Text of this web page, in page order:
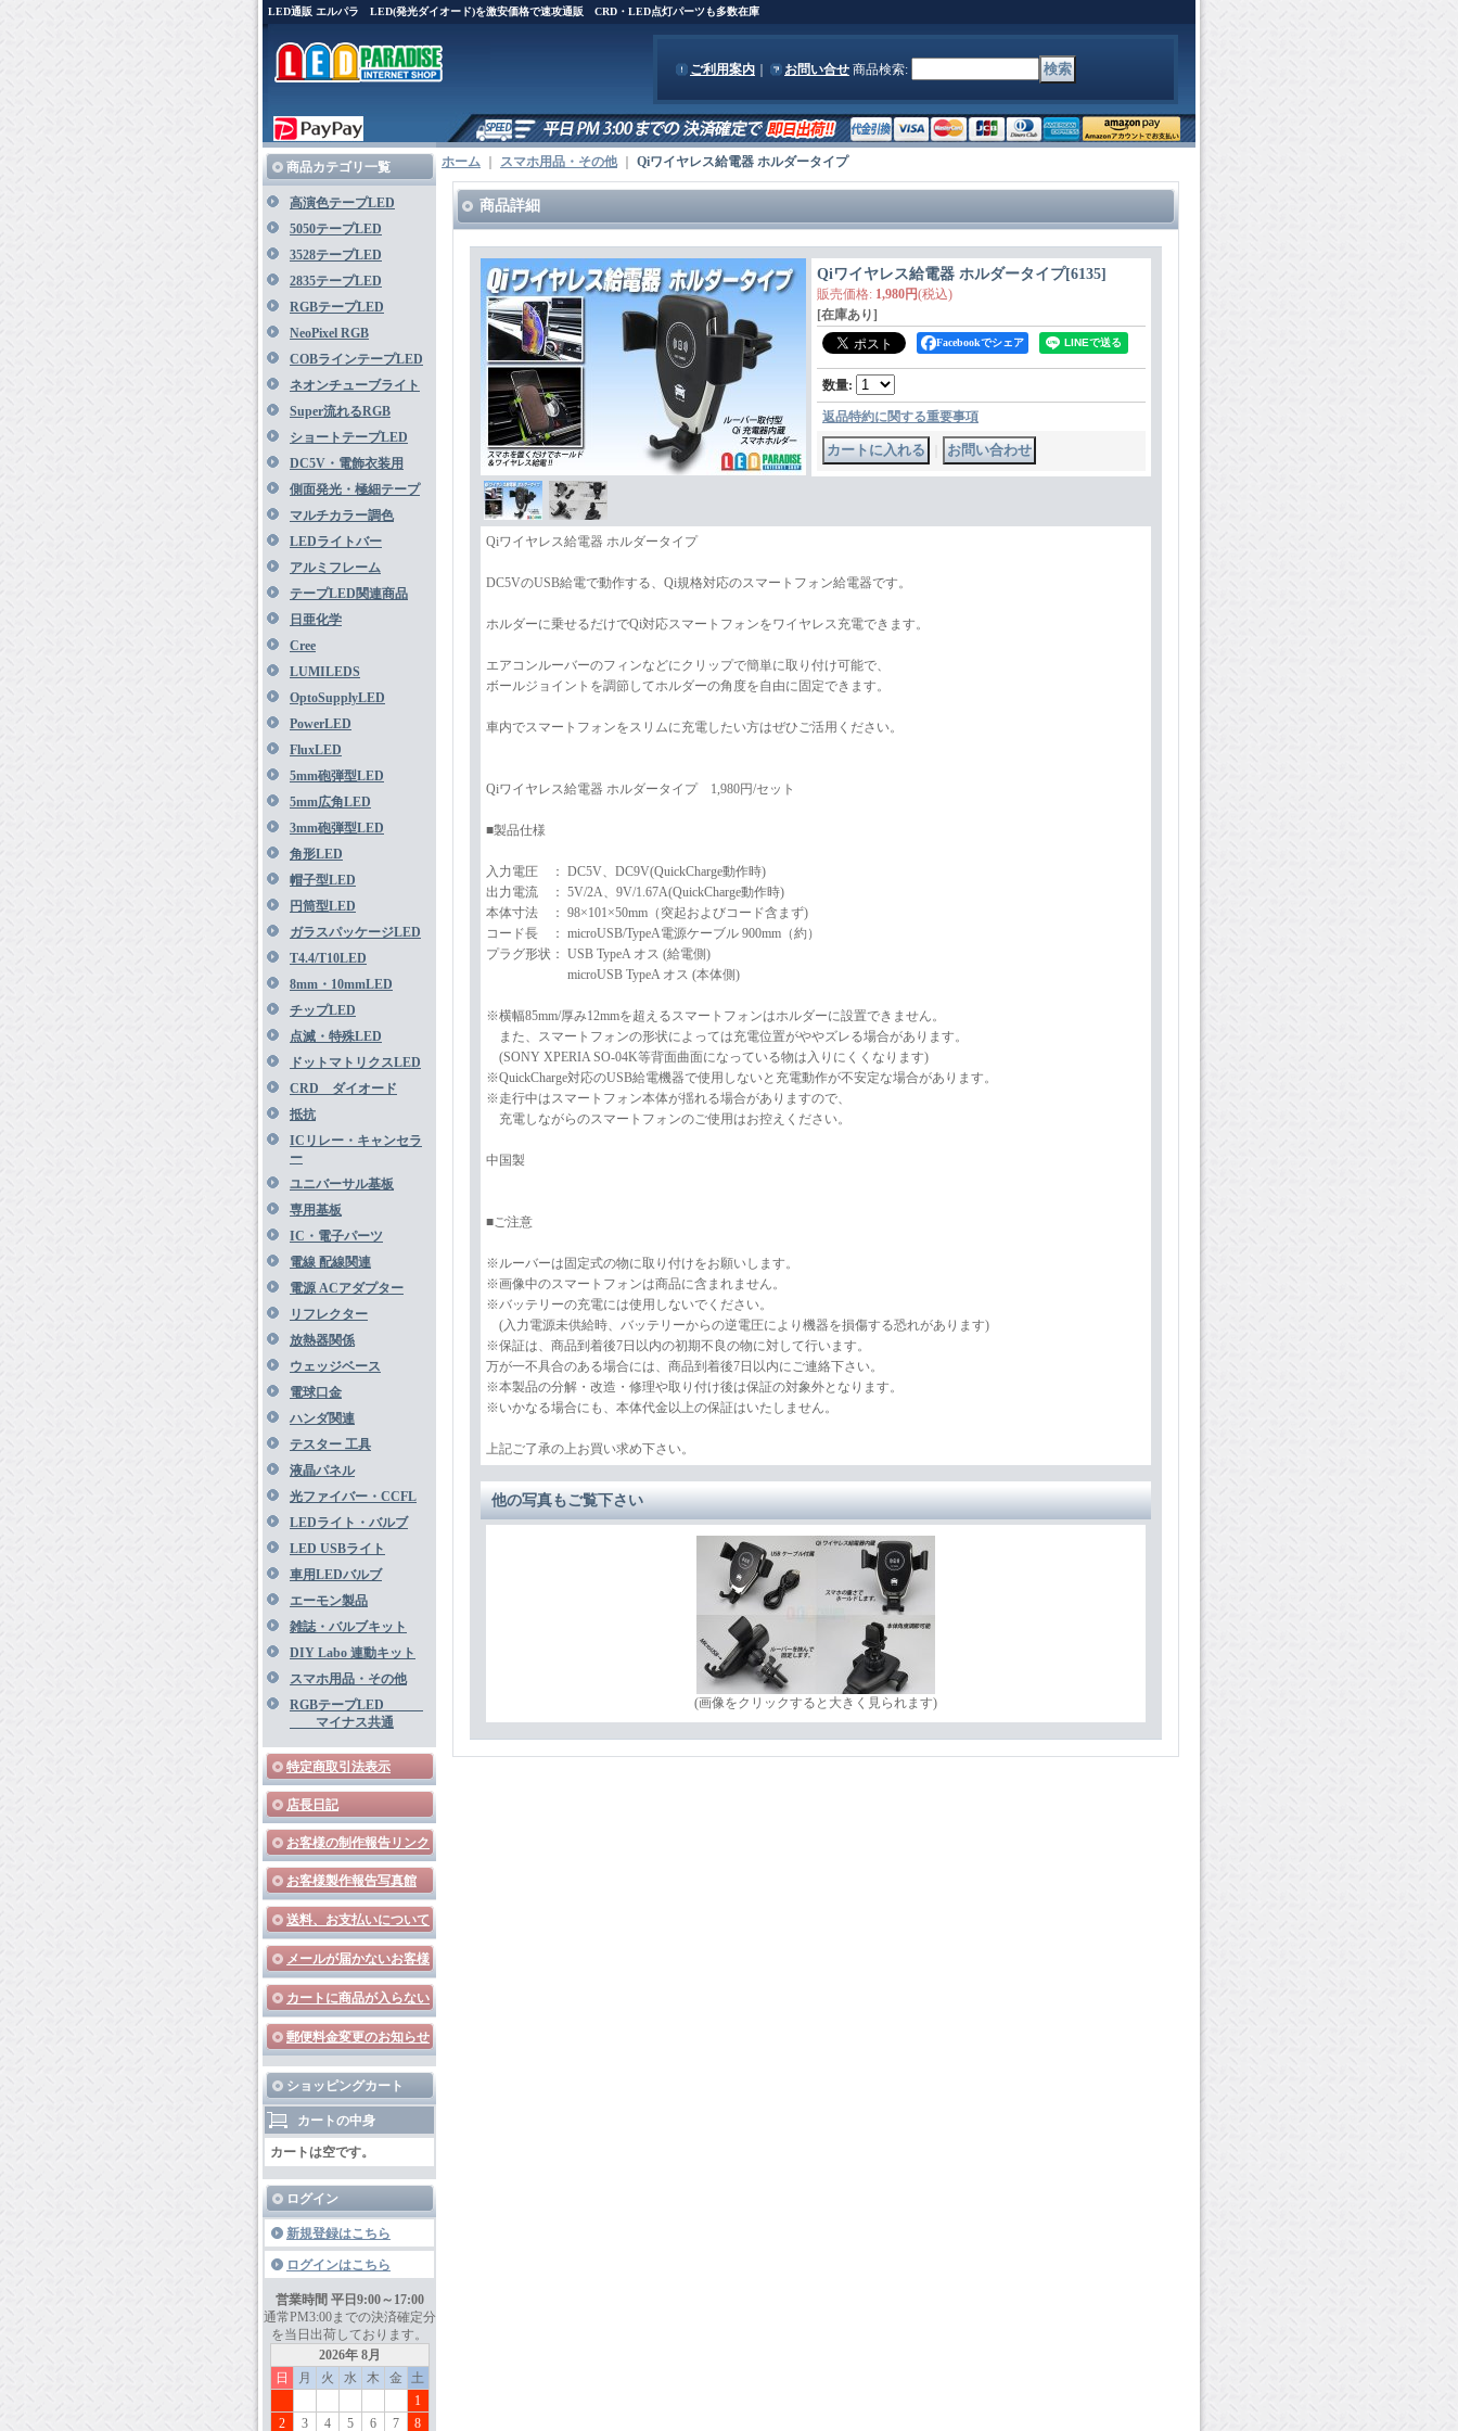
LED通販 エルパラ LED(発光ダイオード)を激安価格で速攻通販 CRD・LED点灯パーツも多数在庫
ご利用案内 お問い合せ 商品検索:
商品カテゴリ一覧
高演色テープLED
5050テープLED
3528テープLED
2835テープLED
RGBテープLED
NeoPixel RGB
COBラインテープLED
ネオンチューブライト
Super流れるRGB
ショートテープLED
DC5V・電飾衣装用
側面発光・極細テープ
マルチカラー調色
LEDライトバー
アルミフレーム
テープLED関連商品
日亜化学
Cree
LUMILEDS
OptoSupplyLED
PowerLED
FluxLED
5mm砲弾型LED
5mm広角LED
3mm砲弾型LED
角形LED
帽子型LED
円筒型LED
ガラスパッケージLED
T4.4/T10LED
8mm・10mmLED
チップLED
点滅・特殊LED
ドットマトリクスLED
CRD ダイオード
抵抗
ICリレー・キャンセラ
ー
ユニバーサル基板
専用基板
IC・電子パーツ
電線 配線関連
電源 ACアダプター
リフレクター
放熱器関係
ウェッジベース
電球口金
ハンダ関連
テスター 工具
液晶パネル
光ファイバー・CCFL
LEDライト・バルブ
LED USBライト
車用LEDバルブ
エーモン製品
雑誌・バルブキット
DIY Labo 連動キット
スマホ用品・その他
RGBテープLED
マイナス共通
特定商取引法表示
店長日記
お客様の制作報告リンク
お客様製作報告写真館
送料、お支払いについて
メールが届かないお客様
カートに商品が入らない
郵便料金変更のお知らせ
ショッピングカート
カートの中身
カートは空です。
ログイン
新規登録はこちら
ログインはこちら
営業時間 平日9:00～17:00
通常PM3:00までの決済確定分
を当日出荷しております。
2026年 8月
日
月 火 水 木 金
土
1
2
3 4 5 6 7 8
ホーム スマホ用品・その他｜ Qiワイヤレス給電器 ホルダータイプ
商品詳細
Qiワイヤレス給電器 ホルダータイプ[6135]
販売価格: 1,980円(税込)
[在庫あり]
Facebookでシェア
数量:
返品特約に関する重要事項
Qiワイヤレス給電器 ホルダータイプ
DC5VのUSB給電で動作する、Qi規格対応のスマートフォン給電器です。
ホルダーに乗せるだけでQi対応スマートフォンをワイヤレス充電できます。
エアコンルーバーのフィンなどにクリップで簡単に取り付け可能で、
ボールジョイントを調節してホルダーの角度を自由に固定できます。
車内でスマートフォンをスリムに充電したい方はぜひご活用ください。
Qiワイヤレス給電器 ホルダータイプ 1,980円/セット
■製品仕様
入力電圧 ： DC5V、DC9V(QuickCharge動作時)
出力電流 ： 5V/2A、9V/1.67A(QuickCharge動作時)
本体寸法 ： 98×101×50mm（突起およびコード含まず)
コード長 ： microUSB/TypeA電源ケーブル 900mm（約）
プラグ形状： USB TypeA オス (給電側)
microUSB TypeA オス (本体側)
※横幅85mm/厚み12mmを超えるスマートフォンはホルダーに設置できません。
また、スマートフォンの形状によっては充電位置がややズレる場合があります。
(SONY XPERIA SO-04K等背面曲面になっている物は入りにくくなります)
※QuickCharge対応のUSB給電機器で使用しないと充電動作が不安定な場合があります。
※走行中はスマートフォン本体が揺れる場合がありますので、
充電しながらのスマートフォンのご使用はお控えください。
中国製
■ご注意
※ルーバーは固定式の物に取り付けをお願いします。
※画像中のスマートフォンは商品に含まれません。
※バッテリーの充電には使用しないでください。
(入力電源未供給時、バッテリーからの逆電圧により機器を損傷する恐れがあります)
※保証は、商品到着後7日以内の初期不良の物に対して行います。
万が一不具合のある場合には、商品到着後7日以内にご連絡下さい。
※本製品の分解・改造・修理や取り付け後は保証の対象外となります。
※いかなる場合にも、本体代金以上の保証はいたしません。
上記ご了承の上お買い求め下さい。
他の写真もご覧下さい
(画像をクリックすると大きく見られます)